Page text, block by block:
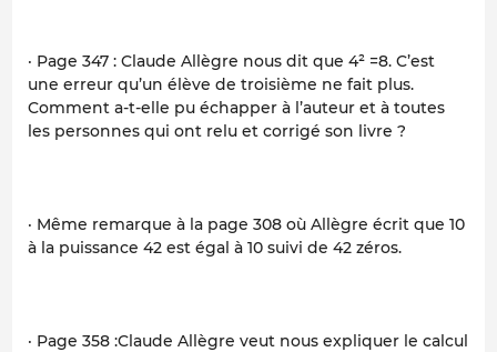
· Page 347 : Claude Allègre nous dit que 4² =8. C’est
une erreur qu’un élève de troisième ne fait plus.
Comment a-t-elle pu échapper à l’auteur et à toutes
les personnes qui ont relu et corrigé son livre ?
· Même remarque à la page 308 où Allègre écrit que 10
à la puissance 42 est égal à 10 suivi de 42 zéros.
· Page 358 :Claude Allègre veut nous expliquer le calcul